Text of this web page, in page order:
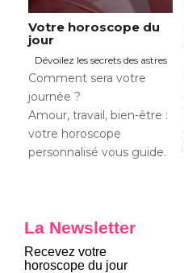
Votre horoscope du
jour
Dévoilez les secrets des astres
Comment sera votre
journée ?
Amour, travail, bien-être :
votre horoscope
personnalisé vous guide.
La Newsletter
Recevez votre
horoscope du jour